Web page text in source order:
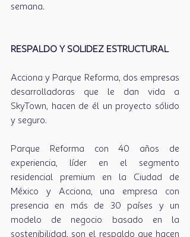
semana.
RESPALDO Y SOLIDEZ ESTRUCTURAL
Acciona y Parque Reforma, dos empresas
desarrolladoras que le dan vida a
SkyTown, hacen de él un proyecto sólido
y seguro.
Parque Reforma con 40 años de
experiencia, líder en el segmento
residencial premium en la Ciudad de
México y Acciona, una empresa con
presencia en más de 30 países y un
modelo de negocio basado en la
sostenibilidad, son el respaldo que hacen